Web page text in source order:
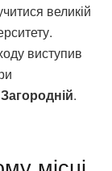
великій
виступив
.